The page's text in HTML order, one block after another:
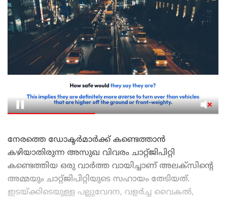
നേരത്തെ ഡോക്ടർമാർക്ക് കണ്ടെത്താൻ
കഴിയാതിരുന്ന അസുഖ വിവരം ചാറ്റ്ജിപിറ്റി
കണ്ടെത്തിയ ഒരു വാർത്ത വായിച്ചാണ് അലക്സിന്റെ
അമ്മയും ചാറ്റ്ജിപിറ്റിയുടെ സഹായം തേടിയത്.
ഇടയ്ക്കിടെയുള്ള പല്ലുവേദന, വളർച്ച വൈകൽ,